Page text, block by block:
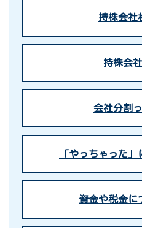
持株会社
持株会
会社分割
「やっちゃった
資金や税金に